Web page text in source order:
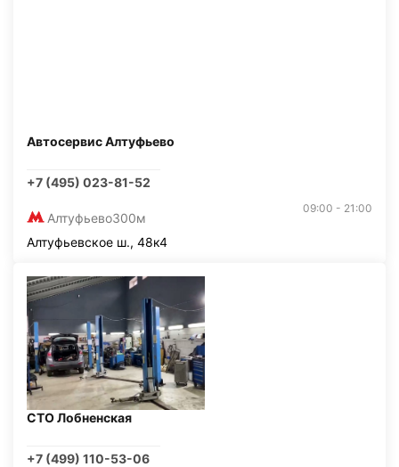
Автосервис Алтуфьево
+7 (495) 023-81-52
Алтуфьево300м
09:00 - 21:00
Алтуфьевское ш., 48к4
СТО Лобненская
+7 (499) 110-53-06